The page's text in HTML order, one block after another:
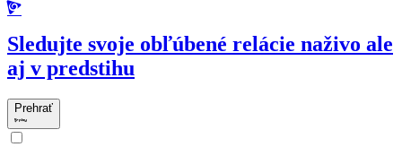
Sledujte svoje obľúbené relácie naživo ale
aj v predstihu
Prehrať